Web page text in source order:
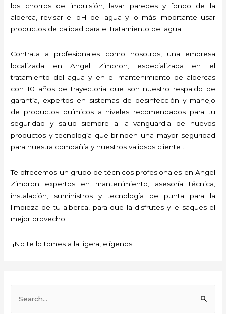
los chorros de impulsión, lavar paredes y fondo de la
alberca, revisar el pH del agua y lo más importante usar
productos de calidad para el tratamiento del agua.
Contrata a profesionales como nosotros, una empresa
localizada en Angel Zimbron, especializada en el
tratamiento del agua y en el mantenimiento de albercas
con 10 años de trayectoria que son nuestro respaldo de
garantía, expertos en sistemas de desinfección y manejo
de productos químicos a niveles recomendados para tu
seguridad y salud siempre a la vanguardia de nuevos
productos y tecnología que brinden una mayor seguridad
para nuestra compañía y nuestros valiosos cliente .
Te ofrecemos un grupo de técnicos profesionales en Angel
Zimbron expertos en mantenimiento, asesoría técnica,
instalación, suministros y tecnología de punta para la
limpieza de tu alberca, para que la disfrutes y le saques el
mejor provecho.
¡No te lo tomes a la ligera, elígenos!